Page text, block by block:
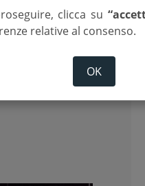
locale al
le baby
clicca su
relative al consenso.
OK